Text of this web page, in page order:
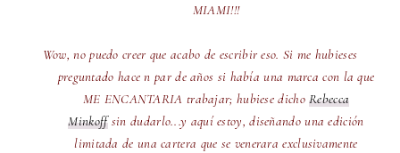
MIAMI!!!
Wow, no puedo creer que acabo de escribir eso. Si me hubieses
preguntado hace n par de años si había una marca con la que
ME ENCANTARIA trabajar; hubiese dichoRebecca
Minkoffsin dudarlo...y aquí estoy, diseñando una edición
limitada de una cartera que se venerara exclusivamente